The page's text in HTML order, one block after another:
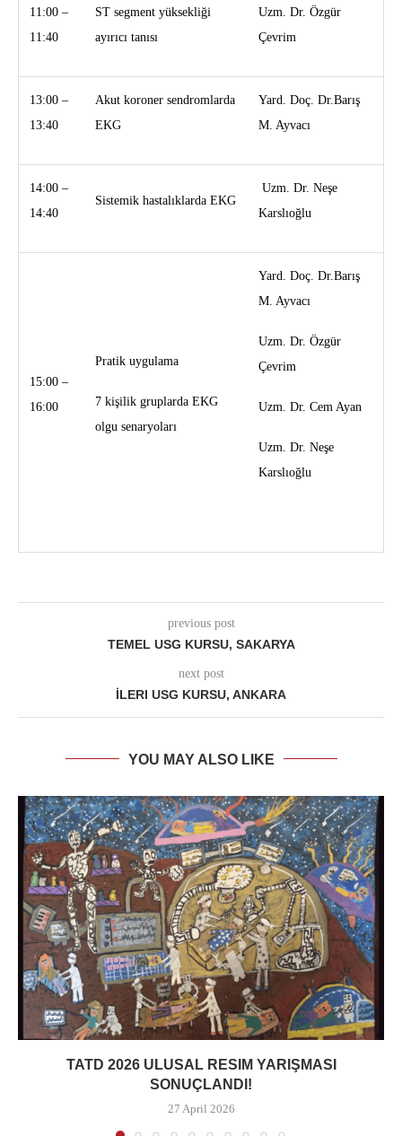
11:00 –
11:40
ST segment yüksekliği
ayırıcı tanısı
Uzm. Dr. Özgür
Çevrim
13:00 –
13:40
Akut koroner sendromlarda
EKG
Yard. Doç. Dr.Barış
M. Ayvacı
14:00 –
14:40
Sistemik hastalıklarda EKG
Uzm. Dr. Neşe
Karslıoğlu
15:00 –
16:00
Pratik uygulama
7 kişilik gruplarda EKG
olgu senaryoları
Yard. Doç. Dr.Barış
M. Ayvacı
Uzm. Dr. Özgür
Çevrim
Uzm. Dr. Cem Ayan
Uzm. Dr. Neşe
Karslıoğlu
previous post
TEMEL USG KURSU, SAKARYA
next post
İLERI USG KURSU, ANKARA
YOU MAY ALSO LIKE
TATD 2026 ULUSAL RESIM YARIŞMASI
SONUÇLANDI!
27 April 2026